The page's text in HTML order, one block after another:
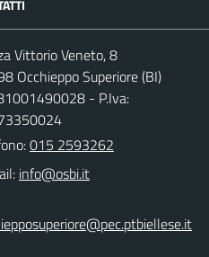
Vittorio Veneto, 8
Occhieppo Superiore (BI)
- P.Iva:
015 2593262